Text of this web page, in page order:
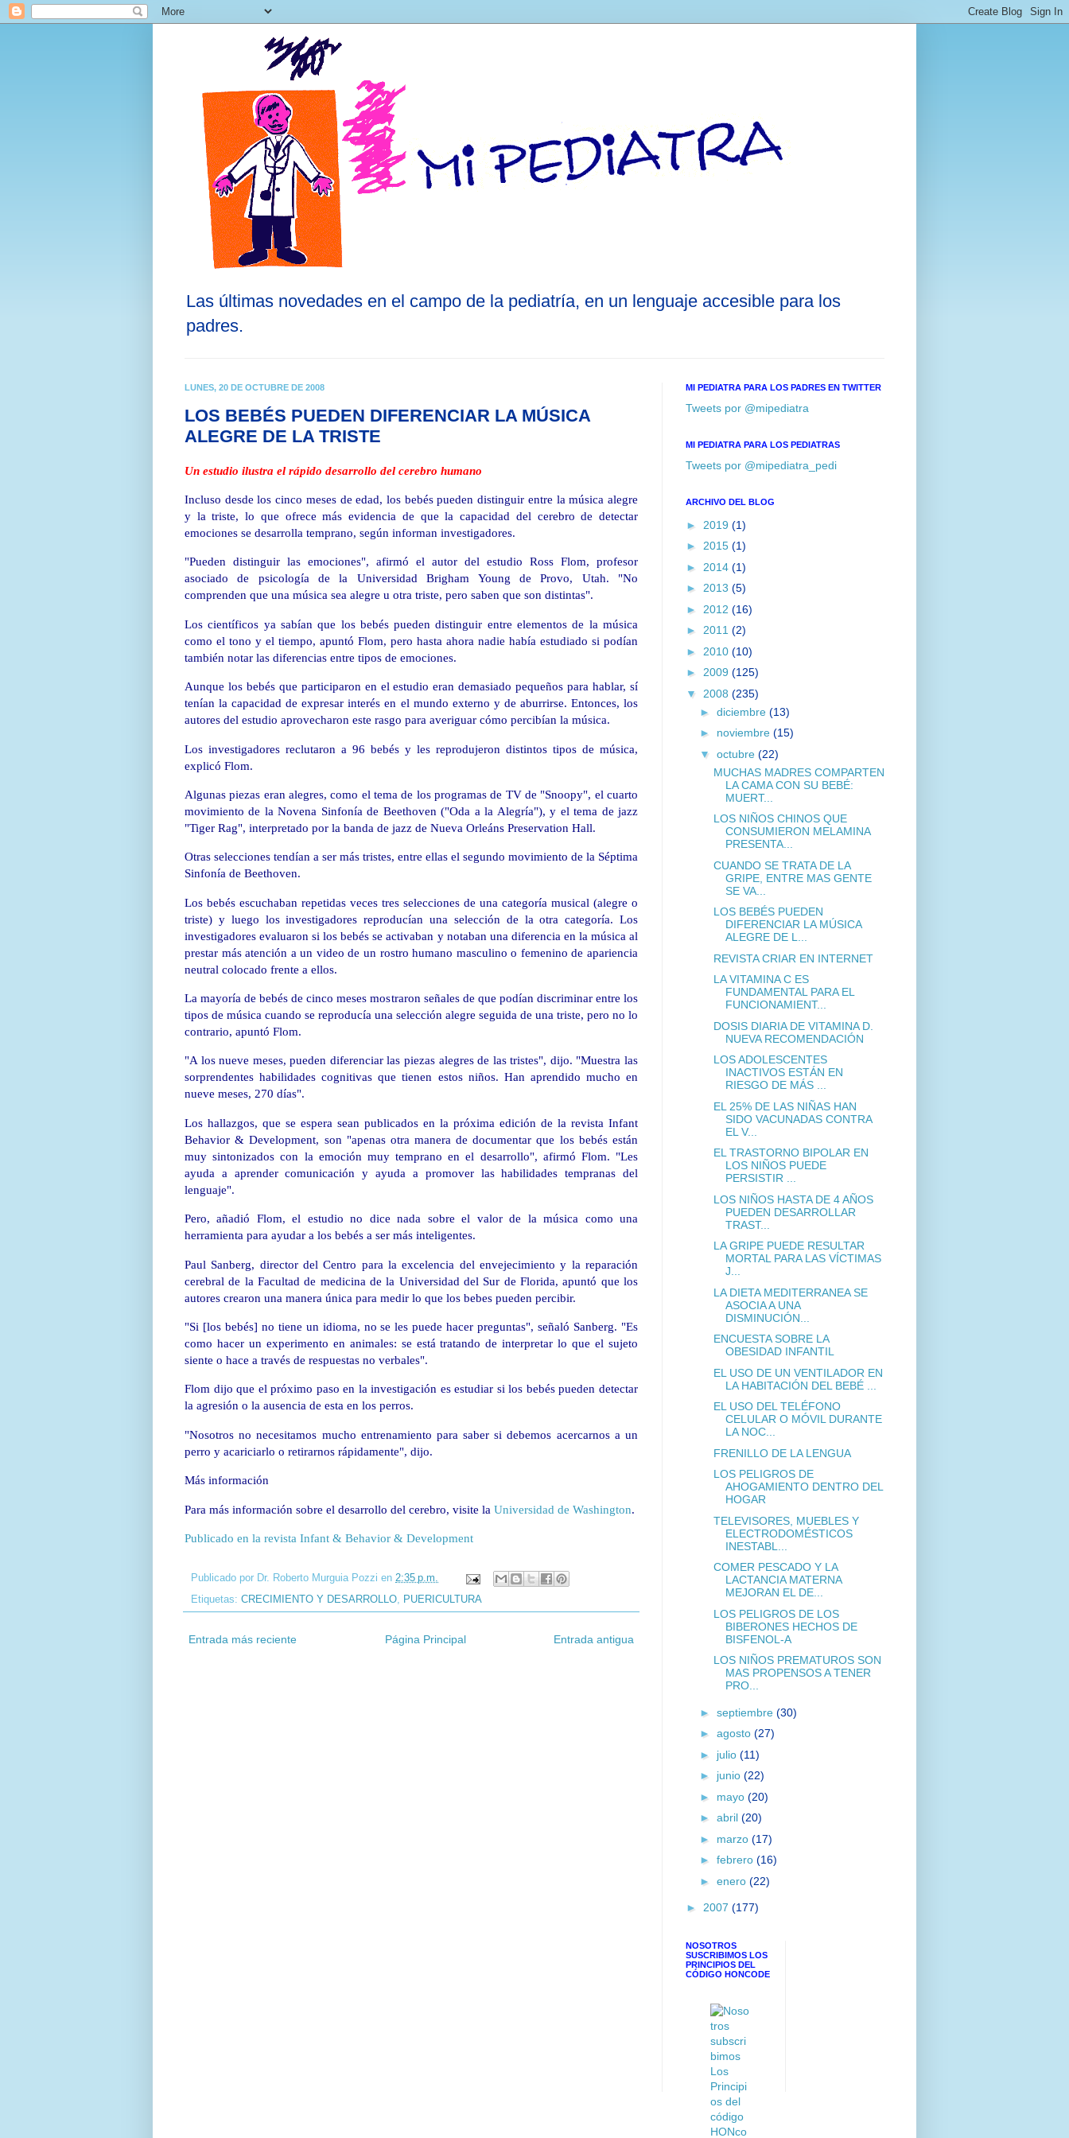
Las últimas novedades en el campo de la pediatría, en un lenguaje accesible para los
padres.
LUNES, 20 DE OCTUBRE DE 2008
LOS BEBÉS PUEDEN DIFERENCIAR LA MÚSICA
ALEGRE DE LA TRISTE
Un estudio ilustra el rápido desarrollo del cerebro humano
Incluso desde los cinco meses de edad, los bebés pueden distinguir entre la música alegre
y la triste, lo que ofrece más evidencia de que la capacidad del cerebro de detectar
emociones se desarrolla temprano, según informan investigadores.
"Pueden distinguir las emociones", afirmó el autor del estudio Ross Flom, profesor
asociado de psicología de la Universidad Brigham Young de Provo, Utah. "No
comprenden que una música sea alegre u otra triste, pero saben que son distintas".
Los científicos ya sabían que los bebés pueden distinguir entre elementos de la música
como el tono y el tiempo, apuntó Flom, pero hasta ahora nadie había estudiado si podían
también notar las diferencias entre tipos de emociones.
Aunque los bebés que participaron en el estudio eran demasiado pequeños para hablar, sí
tenían la capacidad de expresar interés en el mundo externo y de aburrirse. Entonces, los
autores del estudio aprovecharon este rasgo para averiguar cómo percibían la música.
Los investigadores reclutaron a 96 bebés y les reprodujeron distintos tipos de música,
explicó Flom.
Algunas piezas eran alegres, como el tema de los programas de TV de "Snoopy", el cuarto
movimiento de la Novena Sinfonía de Beethoven ("Oda a la Alegría"), y el tema de jazz
"Tiger Rag", interpretado por la banda de jazz de Nueva Orleáns Preservation Hall.
Otras selecciones tendían a ser más tristes, entre ellas el segundo movimiento de la Séptima
Sinfonía de Beethoven.
Los bebés escuchaban repetidas veces tres selecciones de una categoría musical (alegre o
triste) y luego los investigadores reproducían una selección de la otra categoría. Los
investigadores evaluaron si los bebés se activaban y notaban una diferencia en la música al
prestar más atención a un video de un rostro humano masculino o femenino de apariencia
neutral colocado frente a ellos.
La mayoría de bebés de cinco meses mostraron señales de que podían discriminar entre los
tipos de música cuando se reproducía una selección alegre seguida de una triste, pero no lo
contrario, apuntó Flom.
"A los nueve meses, pueden diferenciar las piezas alegres de las tristes", dijo. "Muestra las
sorprendentes habilidades cognitivas que tienen estos niños. Han aprendido mucho en
nueve meses, 270 días".
Los hallazgos, que se espera sean publicados en la próxima edición de la revista Infant
Behavior & Development, son "apenas otra manera de documentar que los bebés están
muy sintonizados con la emoción muy temprano en el desarrollo", afirmó Flom. "Les
ayuda a aprender comunicación y ayuda a promover las habilidades tempranas del
lenguaje".
Pero, añadió Flom, el estudio no dice nada sobre el valor de la música como una
herramienta para ayudar a los bebés a ser más inteligentes.
Paul Sanberg, director del Centro para la excelencia del envejecimiento y la reparación
cerebral de la Facultad de medicina de la Universidad del Sur de Florida, apuntó que los
autores crearon una manera única para medir lo que los bebes pueden percibir.
"Si [los bebés] no tiene un idioma, no se les puede hacer preguntas", señaló Sanberg. "Es
como hacer un experimento en animales: se está tratando de interpretar lo que el sujeto
siente o hace a través de respuestas no verbales".
Flom dijo que el próximo paso en la investigación es estudiar si los bebés pueden detectar
la agresión o la ausencia de esta en los perros.
"Nosotros no necesitamos mucho entrenamiento para saber si debemos acercarnos a un
perro y acariciarlo o retirarnos rápidamente", dijo.
Más información
Para más información sobre el desarrollo del cerebro, visite la Universidad de Washington.
Publicado en la revista Infant & Behavior & Development
Publicado por Dr. Roberto Murguia Pozzi en 2:35 p.m.
Etiquetas: CRECIMIENTO Y DESARROLLO, PUERICULTURA
Entrada más reciente Entrada antigua
Página Principal
MI PEDIATRA PARA LOS PADRES EN TWITTER
Tweets por @mipediatra
MI PEDIATRA PARA LOS PEDIATRAS
Tweets por @mipediatra_pedi
ARCHIVO DEL BLOG
► 2019 (1)
► 2015 (1)
► 2014 (1)
► 2013 (5)
► 2012 (16)
► 2011 (2)
► 2010 (10)
► 2009 (125)
▼ 2008 (235)
► diciembre (13)
► noviembre (15)
▼ octubre (22)
MUCHAS MADRES COMPARTEN
LA CAMA CON SU BEBÉ:
MUERT...
LOS NIÑOS CHINOS QUE
CONSUMIERON MELAMINA
PRESENTA...
CUANDO SE TRATA DE LA
GRIPE, ENTRE MAS GENTE
SE VA...
LOS BEBÉS PUEDEN
DIFERENCIAR LA MÚSICA
ALEGRE DE L...
REVISTA CRIAR EN INTERNET
LA VITAMINA C ES
FUNDAMENTAL PARA EL
FUNCIONAMIENT...
DOSIS DIARIA DE VITAMINA D.
NUEVA RECOMENDACIÓN
LOS ADOLESCENTES
INACTIVOS ESTÁN EN
RIESGO DE MÁS ...
EL 25% DE LAS NIÑAS HAN
SIDO VACUNADAS CONTRA
EL V...
EL TRASTORNO BIPOLAR EN
LOS NIÑOS PUEDE
PERSISTIR ...
LOS NIÑOS HASTA DE 4 AÑOS
PUEDEN DESARROLLAR
TRAST...
LA GRIPE PUEDE RESULTAR
MORTAL PARA LAS VÍCTIMAS
J...
LA DIETA MEDITERRANEA SE
ASOCIA A UNA
DISMINUCIÓN...
ENCUESTA SOBRE LA
OBESIDAD INFANTIL
EL USO DE UN VENTILADOR EN
LA HABITACIÓN DEL BEBÉ ...
EL USO DEL TELÉFONO
CELULAR O MÓVIL DURANTE
LA NOC...
FRENILLO DE LA LENGUA
LOS PELIGROS DE
AHOGAMIENTO DENTRO DEL
HOGAR
TELEVISORES, MUEBLES Y
ELECTRODOMÉSTICOS
INESTABL...
COMER PESCADO Y LA
LACTANCIA MATERNA
MEJORAN EL DE...
LOS PELIGROS DE LOS
BIBERONES HECHOS DE
BISFENOL-A
LOS NIÑOS PREMATUROS SON
MAS PROPENSOS A TENER
PRO...
► septiembre (30)
► agosto (27)
► julio (11)
► junio (22)
► mayo (20)
► abril (20)
► marzo (17)
► febrero (16)
► enero (22)
► 2007 (177)
NOSOTROS
SUSCRIBIMOS LOS
PRINCIPIOS DEL
CÓDIGO HONCODE